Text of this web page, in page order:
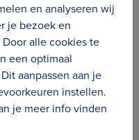
verbindt
en analyseren wij
je bezoek en
alle cookies te
een optimaal
aanpassen aan je
instellen.
je meer info vinden